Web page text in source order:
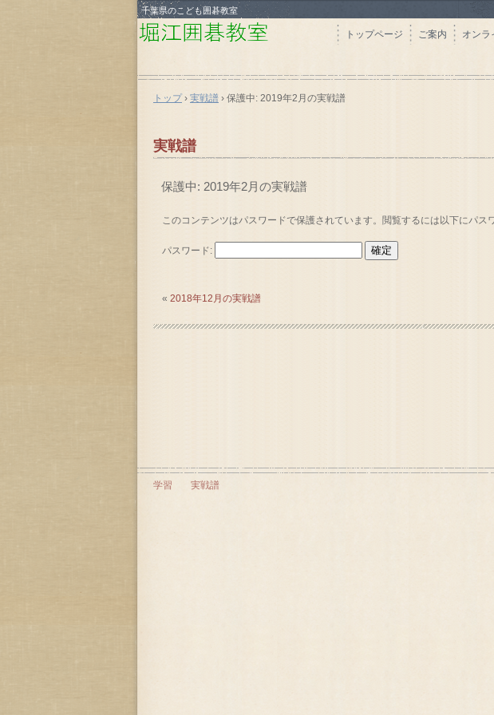
千葉県のこども囲碁教室
トップページ ご案内 オンラ
トップ› 実戦譜 › 保護中: 2019年2月の実戦譜
実戦譜
保護中: 2019年2月の実戦譜
このコンテンツはパスワードで保護されています。閲覧するには以下にパス
パスワード:
«2018年12月の実戦譜
学習
実戦譜